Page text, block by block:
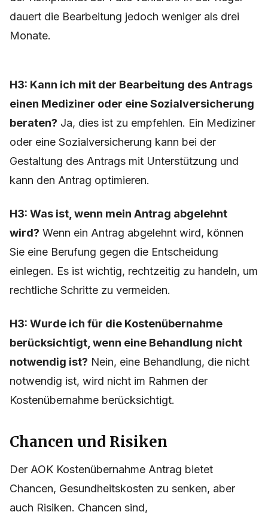
dauert die Bearbeitung jedoch weniger als drei
Monate.
H3: Kann ich mit der Bearbeitung des Antrags
einen Mediziner oder eine Sozialversicherung
beraten? Ja, dies ist zu empfehlen. Ein Mediziner
oder eine Sozialversicherung kann bei der
Gestaltung des Antrags mit Unterstützung und
kann den Antrag optimieren.
H3: Was ist, wenn mein Antrag abgelehnt
wird? Wenn ein Antrag abgelehnt wird, können
Sie eine Berufung gegen die Entscheidung
einlegen. Es ist wichtig, rechtzeitig zu handeln, um
rechtliche Schritte zu vermeiden.
H3: Wurde ich für die Kostenübernahme
berücksichtigt, wenn eine Behandlung nicht
notwendig ist? Nein, eine Behandlung, die nicht
notwendig ist, wird nicht im Rahmen der
Kostenübernahme berücksichtigt.
Chancen und Risiken
Der AOK Kostenübernahme Antrag bietet
Chancen, Gesundheitskosten zu senken, aber
auch Risiken. Chancen sind,